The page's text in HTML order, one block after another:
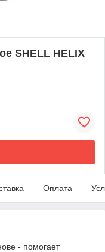
SHELL HELIX
Оплата
- помогает